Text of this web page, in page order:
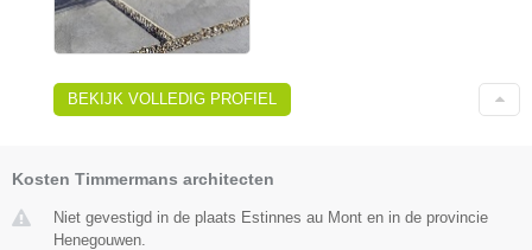
BEKIJK VOLLEDIG PROFIEL
Kosten Timmermans architecten
Niet gevestigd in de plaats Estinnes au Mont en in de provincie
Henegouwen.